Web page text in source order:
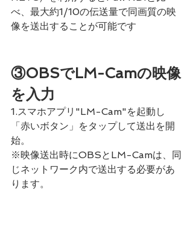
べ、最大約1/10の伝送量で同画質の映
像を送出することが可能です
③OBSでLM-Camの映像
を入力
1.スマホアプリ"LM-Cam"を起動し
「赤いボタン」をタップして送出を開
始。
※映像送出時にOBSとLM-Camは、同
じネットワーク内で送出する必要があ
ります。